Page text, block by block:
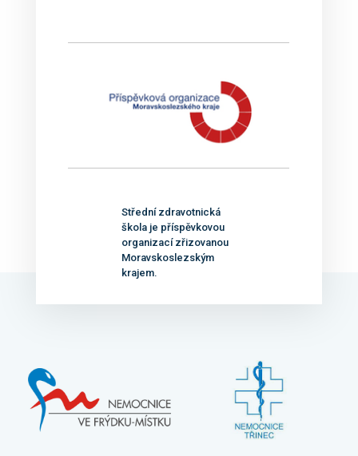
Střední zdravotnická
škola je příspěvkovou
organizací zřizovanou
Moravskoslezským
krajem.